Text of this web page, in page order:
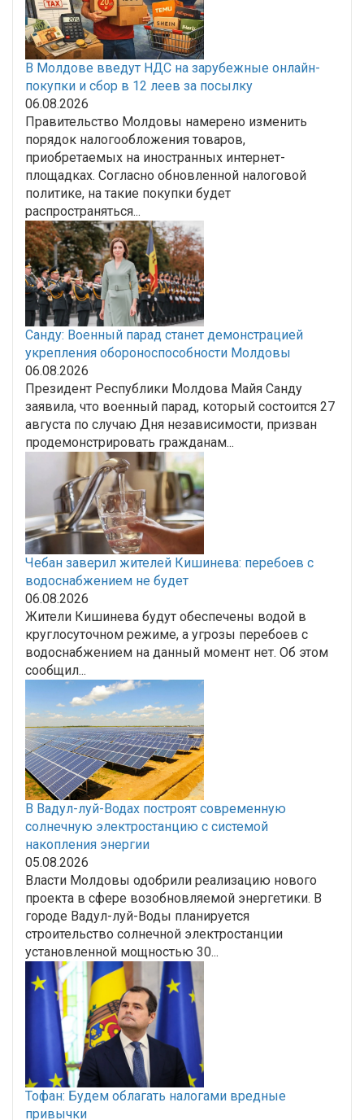
В Молдове введут НДС на зарубежные онлайн-
покупки и сбор в 12 леев за посылку
06.08.2026
Правительство Молдовы намерено изменить
порядок налогообложения товаров,
приобретаемых на иностранных интернет-
площадках. Согласно обновленной налоговой
политике, на такие покупки будет
распространяться...
Санду: Военный парад станет демонстрацией
укрепления обороноспособности Молдовы
06.08.2026
Президент Республики Молдова Майя Санду
заявила, что военный парад, который состоится 27
августа по случаю Дня независимости, призван
продемонстрировать гражданам...
Чебан заверил жителей Кишинева: перебоев с
водоснабжением не будет
06.08.2026
Жители Кишинева будут обеспечены водой в
круглосуточном режиме, а угрозы перебоев с
водоснабжением на данный момент нет. Об этом
сообщил...
В Вадул-луй-Водах построят современную
солнечную электростанцию с системой
накопления энергии
05.08.2026
Власти Молдовы одобрили реализацию нового
проекта в сфере возобновляемой энергетики. В
городе Вадул-луй-Воды планируется
строительство солнечной электростанции
установленной мощностью 30...
Тофан: Будем облагать налогами вредные
привычки